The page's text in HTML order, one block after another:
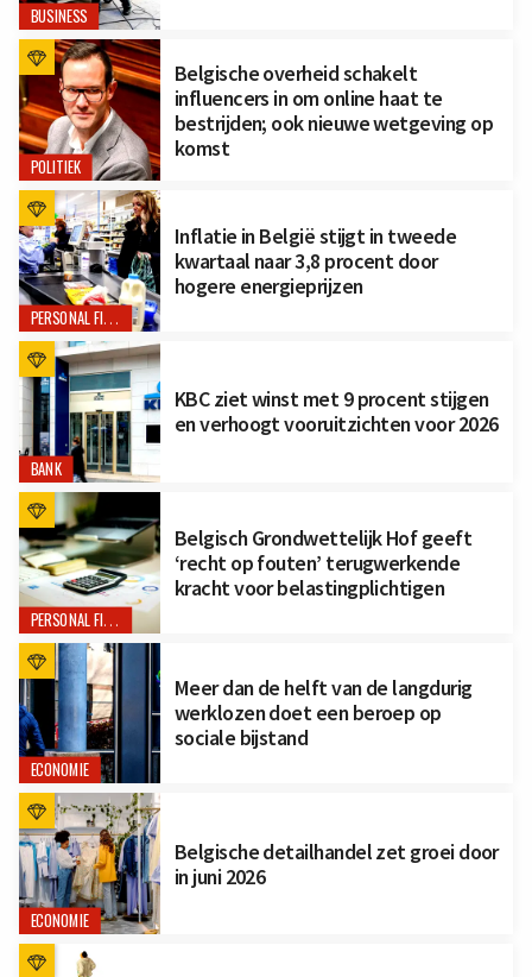
BUSINESS
POLITIEK
Belgische overheid schakelt
influencers in om online haat te
bestrijden; ook nieuwe wetgeving op
komst
PERSONAL FINANCE
Inflatie in België stijgt in tweede
kwartaal naar 3,8 procent door
hogere energieprijzen
BANK
KBC ziet winst met 9 procent stijgen
en verhoogt vooruitzichten voor 2026
PERSONAL FINANCE
Belgisch Grondwettelijk Hof geeft
‘recht op fouten’ terugwerkende
kracht voor belastingplichtigen
ECONOMIE
Meer dan de helft van de langdurig
werklozen doet een beroep op
sociale bijstand
ECONOMIE
Belgische detailhandel zet groei door
in juni 2026